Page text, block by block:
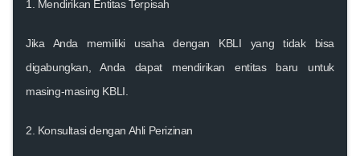
1. Mendirikan Entitas Terpisah
Jika Anda memiliki usaha dengan KBLI yang tidak bisa
digabungkan, Anda dapat mendirikan entitas baru untuk
masing-masing KBLI.
2. Konsultasi dengan Ahli Perizinan